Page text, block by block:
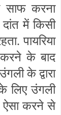
करना
में किसी
पायरिया
के बाद
के द्वारा
लिए उंगली
ऐसा करने से